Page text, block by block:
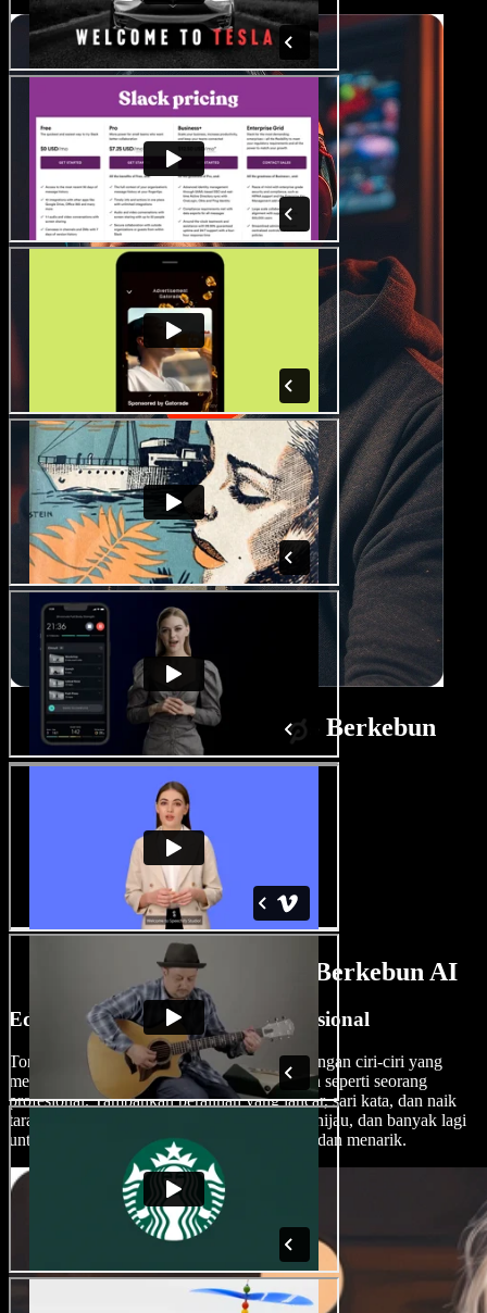
Tutorial Pembuat Video Berkebun
Ciri-Ciri Pembuat Video Berkebun AI
Edit Video Berkebun Seperti Profesional
Tonjolkan bakat penyuntingan video anda dengan ciri-ciri yang
membolehkan anda mengedit video berkebun seperti seorang
profesional. Tambahkan peralihan yang lancar, sari kata, dan naik
taraf video anda dengan lapisan, kesan layar hijau, dan banyak lagi
untuk menghasilkan kandungan yang kemas dan menarik.